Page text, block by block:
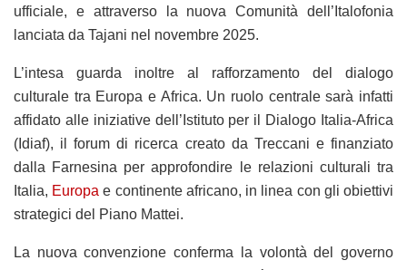
ufficiale, e attraverso la nuova Comunità dell’Italofonia
lanciata da Tajani nel novembre 2025.
L’intesa guarda inoltre al rafforzamento del dialogo
culturale tra Europa e Africa. Un ruolo centrale sarà infatti
affidato alle iniziative dell’Istituto per il Dialogo Italia-Africa
(Idiaf), il forum di ricerca creato da Treccani e finanziato
dalla Farnesina per approfondire le relazioni culturali tra
Italia, Europa e continente africano, in linea con gli obiettivi
strategici del Piano Mattei.
La nuova convenzione conferma la volontà del governo